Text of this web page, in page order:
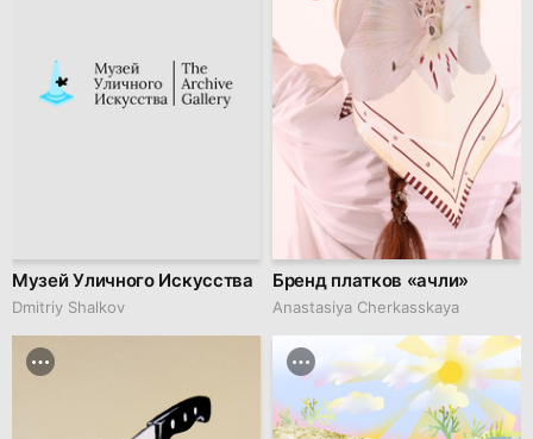
Музей Уличного Искусства
Dmitriy Shalkov
Бренд платков «ачли»
Anastasiya Cherkasskaya